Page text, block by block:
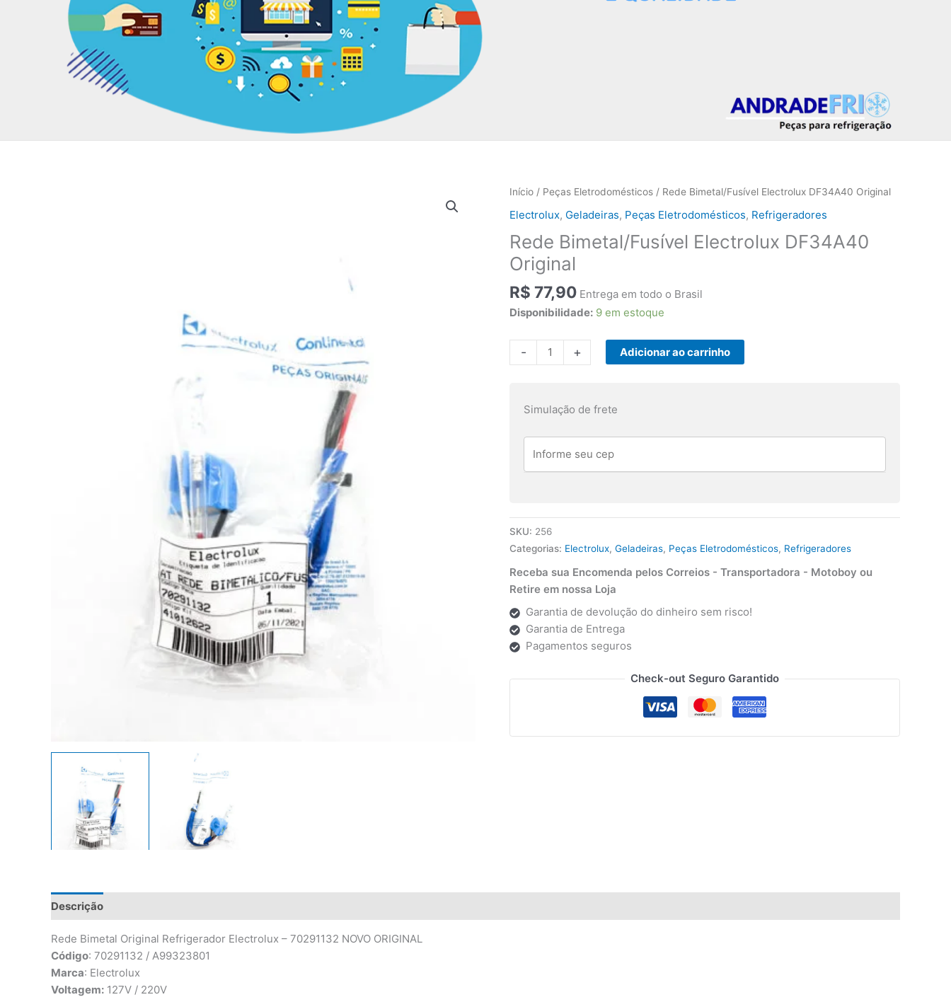
Início / Peças Eletrodomésticos / Rede Bimetal/Fusível Electrolux DF34A40 Original
Electrolux, Geladeiras, Peças Eletrodomésticos, Refrigeradores
Rede Bimetal/Fusível Electrolux DF34A40
Original
R$ 77,90 Entrega em todo o Brasil
Disponibilidade: 9 em estoque
-
Bimetal/Fusível
Original
+ Adicionar ao carrinho
Simulação de frete
SKU: 256
Categorias: Electrolux, Geladeiras, Peças Eletrodomésticos, Refrigeradores
Receba sua Encomenda pelos Correios - Transportadora - Motoboy ou
Retire em nossa Loja
Garantia de devolução do dinheiro sem risco!
Garantia de Entrega
Pagamentos seguros
Check-out Seguro Garantido
Descrição
Rede Bimetal Original Refrigerador Electrolux – 70291132 NOVO ORIGINAL
Código: 70291132 / A99323801
Marca: Electrolux
Voltagem: 127V / 220V